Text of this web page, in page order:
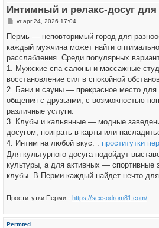
Интимный и релакс-досуг
B
r
c
h
vr apr 24, 2026 17:04
Пермь — неповторимый город для
каждый мужчина может найти
расслабления. Среди популярных
1. Мужские спа-салоны и массажные
восстановление сил в спокойной
2. Бани и сауны — прекрасное место для
общения с друзьями, с возможностью
различные услуги.
3. Клубы и кальянные — модные
досугом, поиграть в карты или
4. Интим на любой вкус: : проститутки
Для культурного досуга подойдут
культуры, а для активных — спортивные
клубы. В Перми каждый найдет нечто
Проститутки Перми - https://sexsodrom81.com/
Permted